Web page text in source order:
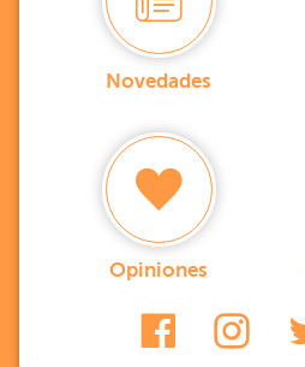
Novedades
Opiniones